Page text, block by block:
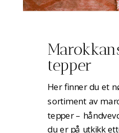
tepper
Her finner du et
sortiment av
tepper –
du er på utkikk